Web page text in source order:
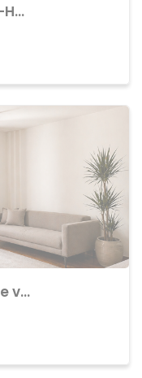
Achat Appartement Saint-Helier
Achat Appartement centre ville